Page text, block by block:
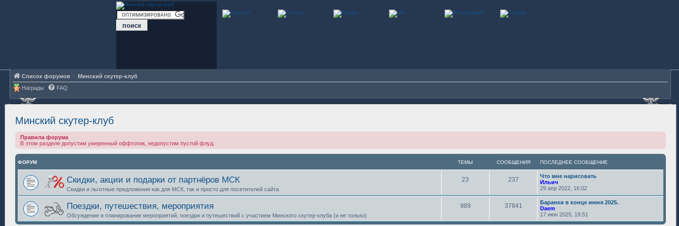
Список форумов
Минский скутер-клуб
Награды
FAQ
Минский скутер-клуб
Правила форума
В этом разделе допустим умеренный оффтопик, недопустим пустой флуд.
ФОРУМ ТЕМЫ СООБЩЕНИЯ ПОСЛЕДНЕЕ СООБЩЕНИЕ
Скидки, акции и подарки от партнёров МСК
Скидки и льготные предложения как для МСК, так и просто для посетителей сайта
23 237
Что мне нарисовать
Ильич
29 апр 2022, 16:02
Поездки, путешествия, мероприятия
Обсуждение и планирование мероприятий, поездок и путешествий с участием Минского скутер-клуба (и не только)
989 37841
Баранки в конце июня 2025.
Daem
17 июн 2025, 19:51